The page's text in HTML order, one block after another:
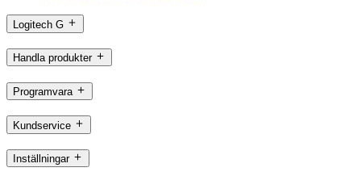
Logitech G
Handla produkter
Programvara
Kundservice
Inställningar